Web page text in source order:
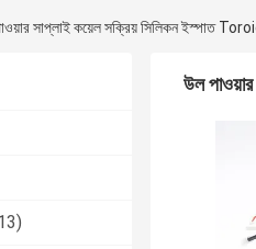
সাপ্লাই কয়েল সক্রিয় সিলিকন ইস্পাত
উল